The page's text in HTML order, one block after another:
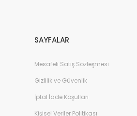
SAYFALAR
Mesafeli Satış Sözleşmesi
Gizlilik ve Güvenlik
İptal İade Koşullari
Kişisel Veriler Politikası